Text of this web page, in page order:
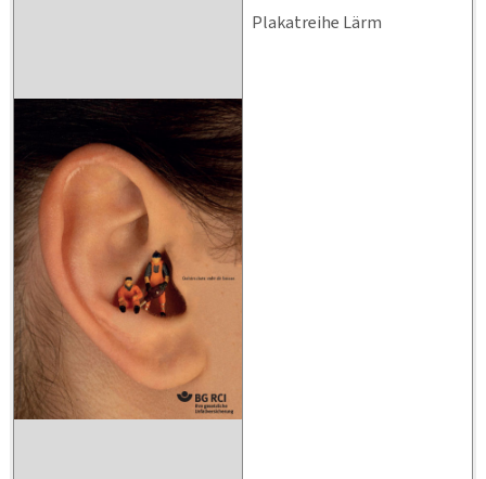
Plakatreihe Lärm